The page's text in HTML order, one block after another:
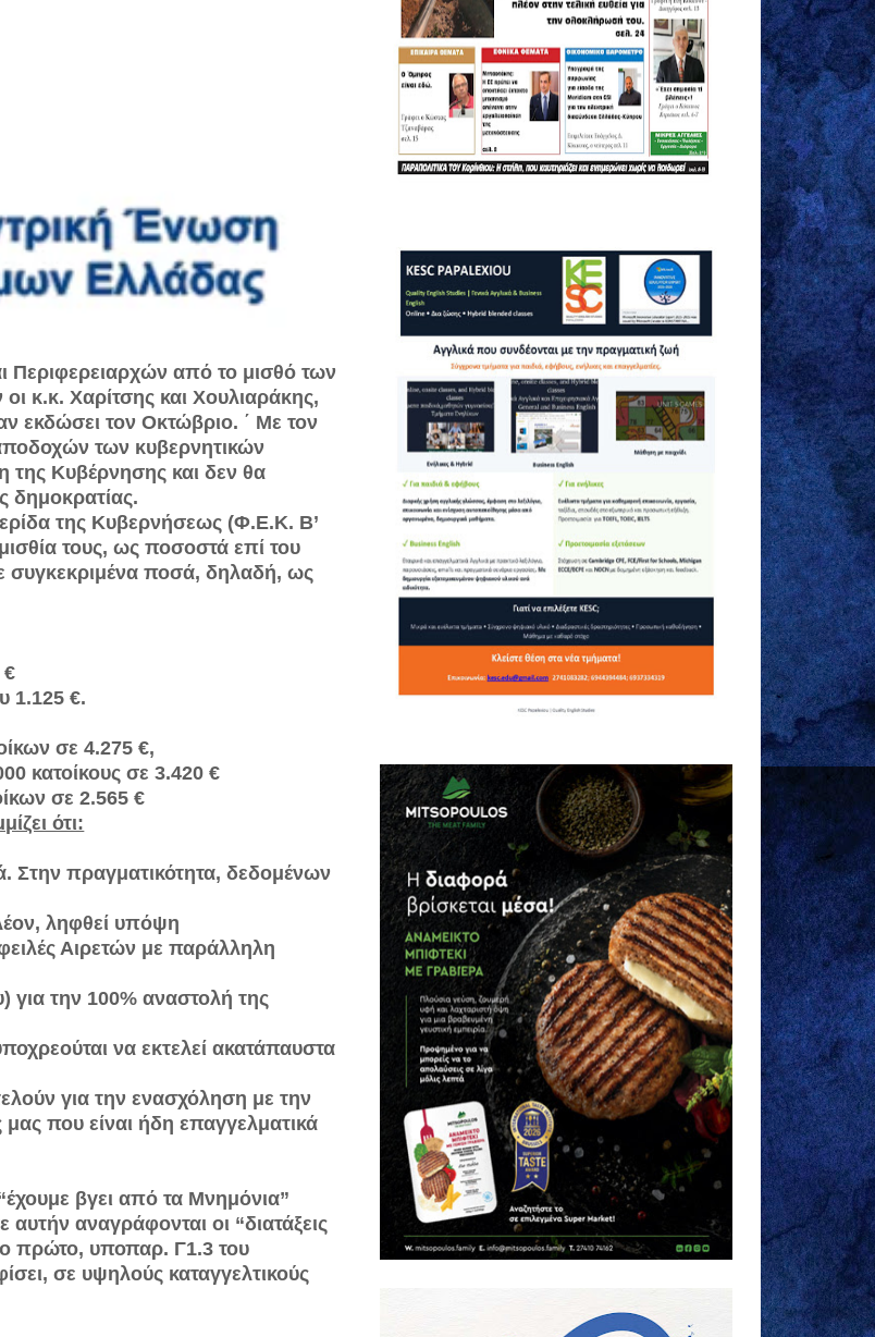
Περιφερειαρχών από το μισθό των
κ.κ. Χαρίτσης και Χουλιαράκης,
εκδώσει τον Οκτώβριο. ΄ Με τον
των κυβερνητικών
της Κυβέρνησης και δεν θα
δημοκρατίας.
της Κυβερνήσεως (Φ.Ε.Κ. Β’
τους, ως ποσοστά επί του
συγκεκριμένα ποσά, δηλαδή, ως
€
1.125 €.
σε 4.275 €,
κατοίκους σε 3.420 €
σε 2.565 €
ότι:
Στην πραγματικότητα, δεδομένων
ληφθεί υπόψη
Αιρετών με παράλληλη
για την 100% αναστολή της
να εκτελεί ακατάπαυστα
για την ενασχόληση με την
που είναι ήδη επαγγελματικά
βγει από τα Μνημόνια”
αναγράφονται οι “διατάξεις
πρώτο, υποπαρ. Γ1.3 του
σε υψηλούς καταγγελτικούς